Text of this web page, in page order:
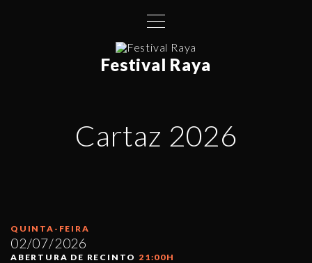
Festival Raya
Cartaz 2026
QUINTA-FEIRA
02/07/2026
ABERTURA DE RECINTO 21:00H